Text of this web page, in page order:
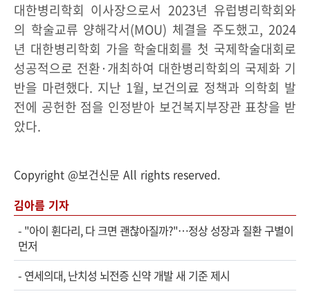
대한병리학회 이사장으로서 2023년 유럽병리학회와
의 학술교류 양해각서(MOU) 체결을 주도했고, 2024
년 대한병리학회 가을 학술대회를 첫 국제학술대회로
성공적으로 전환·개최하여 대한병리학회의 국제화 기
반을 마련했다. 지난 1월, 보건의료 정책과 의학회 발
전에 공헌한 점을 인정받아 보건복지부장관 표창을 받
았다.
Copyright @보건신문 All rights reserved.
김아름 기자
- "아이 휜다리, 다 크면 괜찮아질까?"…정상 성장과 질환 구별이
먼저
- 연세의대, 난치성 뇌전증 신약 개발 새 기준 제시